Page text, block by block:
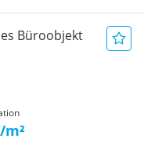
Büroobjekt
m²